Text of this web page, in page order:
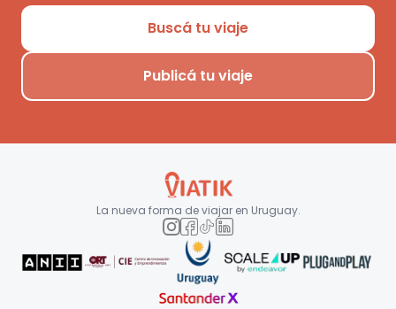
Buscá tu viaje
Publicá tu viaje
La nueva forma de viajar en Uruguay.